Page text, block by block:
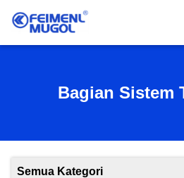
Bagian Sistem
Semua Kategori